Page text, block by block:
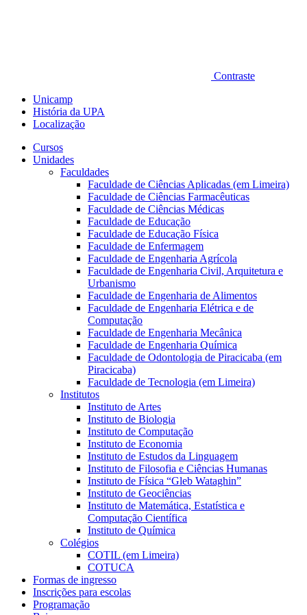
Contraste
Unicamp
História da UPA
Localização
Cursos
Unidades
Faculdades
Faculdade de Ciências Aplicadas (em Limeira)
Faculdade de Ciências Farmacêuticas
Faculdade de Ciências Médicas
Faculdade de Educação
Faculdade de Educação Física
Faculdade de Enfermagem
Faculdade de Engenharia Agrícola
Faculdade de Engenharia Civil, Arquitetura e
Urbanismo
Faculdade de Engenharia de Alimentos
Faculdade de Engenharia Elétrica e de
Computação
Faculdade de Engenharia Mecânica
Faculdade de Engenharia Química
Faculdade de Odontologia de Piracicaba (em
Piracicaba)
Faculdade de Tecnologia (em Limeira)
Institutos
Instituto de Artes
Instituto de Biologia
Instituto de Computação
Instituto de Economia
Instituto de Estudos da Linguagem
Instituto de Filosofia e Ciências Humanas
Instituto de Física “Gleb Wataghin”
Instituto de Geociências
Instituto de Matemática, Estatística e
Computação Científica
Instituto de Química
Colégios
COTIL (em Limeira)
COTUCA
Formas de ingresso
Inscrições para escolas
Programação